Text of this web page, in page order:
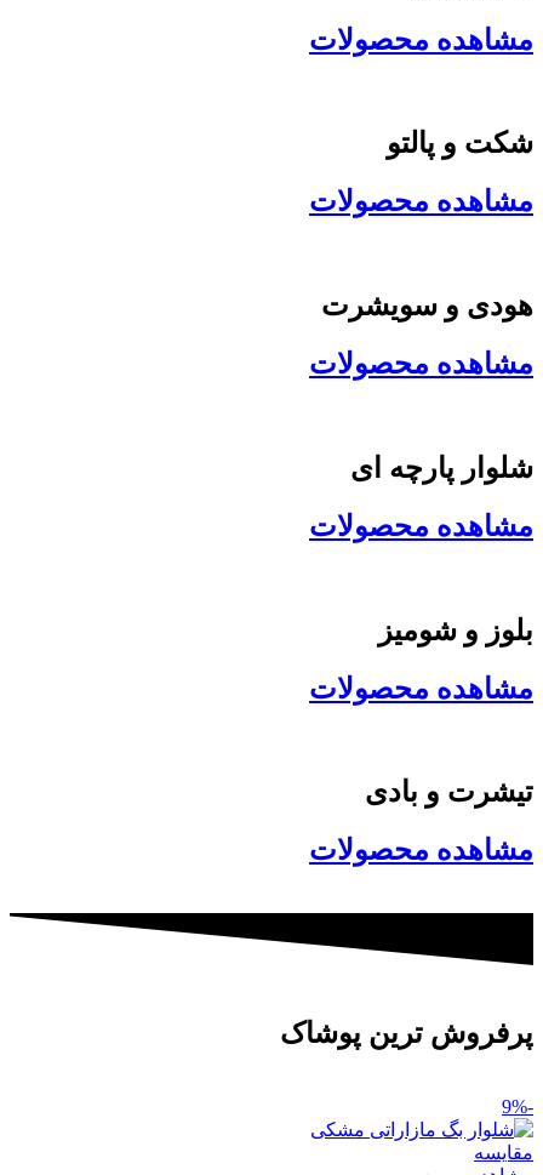
مشاهده محصولات
شکت و پالتو
مشاهده محصولات
هودی و سویشرت
مشاهده محصولات
شلوار پارچه ای
مشاهده محصولات
بلوز و شومیز
مشاهده محصولات
تیشرت و بادی
مشاهده محصولات
پرفروش ترین پوشاک
-9%
مقایسه